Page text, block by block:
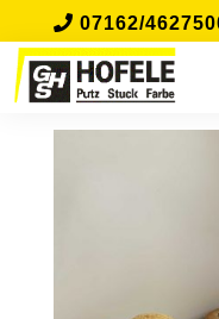
07162/